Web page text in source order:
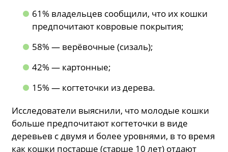
61% владельцев сообщили, что их кошки
предпочитают ковровые покрытия;
58% — верёвочные (сизаль);
42% — картонные;
15% — когтеточки из дерева.
Исследователи выяснили, что молодые кошки
больше предпочитают когтеточки в виде
деревьев с двумя и более уровнями, в то время
как кошки постарше (старше 10 лет) отдают